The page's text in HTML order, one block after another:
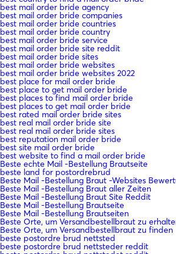
best mail order bride agency
best mail order bride companies
best mail order bride countries
best mail order bride country
best mail order bride service
best mail order bride site reddit
best mail order bride sites
best mail order bride websites
best mail order bride websites 2022
best place for mail order bride
best place to get mail order bride
best places to find mail order bride
best places to get mail order bride
best rated mail order bride sites
best real mail order bride site
best real mail order bride sites
best reputation mail order bride
best site mail order bride
best website to find a mail order bride
Beste echte Mail -Bestellung Brautseite
beste land for postordrebrud
Beste Mail -Bestellung Braut -Websites
Beste Mail -Bestellung Braut aller Zeiten
Beste Mail -Bestellung Braut Site Reddit
Beste Mail -Bestellung Brautseite
Beste Mail -Bestellung Brautseiten
Beste Orte, um Versandbestellbraut zu
Beste Orte, um Versandbestellbraut zu finden
beste postordre brud nettsted
beste postordre brud nettsteder reddit